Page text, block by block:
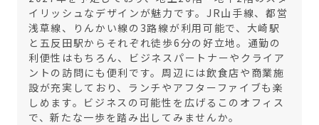
イリッシュなデザインが魅力です。JR山手線、都営
浅草線、りんかい線の3路線が利用可能で、大崎駅
と五反田駅からそれぞれ徒歩6分の好立地。通勤の
利便性はもちろん、ビジネスパートナーやクライア
ントの訪問にも便利です。周辺には飲食店や商業施
設が充実しており、ランチやアフターファイブも楽
しめます。ビジネスの可能性を広げるこのオフィス
で、新たな一歩を踏み出してみませんか。